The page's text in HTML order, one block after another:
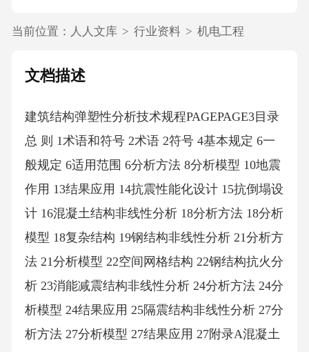
当前位置： 人人文库 > 行业资料 > 机电工程
文档描述
建筑结构弹塑性分析技术规程PAGEPAGE3目录
总 则 1术语和符号 2术语 2符号 4基本规定 6一
般规定 6适用范围 6分析方法 8分析模型 10地震
作用 13结果应用 14抗震性能化设计 15抗倒塌设
计 16混凝土结构非线性分析 18分析方法 18分析
模型 18复杂结构 19钢结构非线性分析 21分析方
法 21分析模型 22空间网格结构 22钢结构抗火分
析 23消能减震结构非线性分析 24分析方法 24分
析模型 24结果应用 25隔震结构非线性分析 27分
析方法 27分析模型 27结果应用 27附录A混凝土